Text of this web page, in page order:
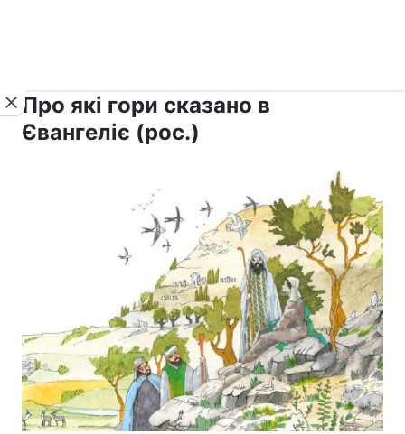
Про які гори сказано в
Євангеліє (рос.)